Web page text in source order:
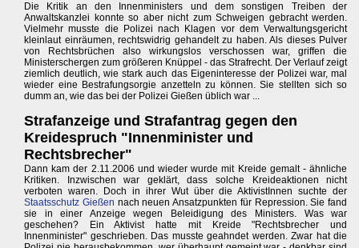
Die Kritik an den Innenministers und dem sonstigen Treiben der
Anwaltskanzlei konnte so aber nicht zum Schweigen gebracht werden.
Vielmehr musste die Polizei nach Klagen vor dem Verwaltungsgericht
kleinlaut einräumen, rechtswidrig gehandelt zu haben. Als dieses Pulver
von Rechtsbrüchen also wirkungslos verschossen war, griffen die
Ministerschergen zum größeren Knüppel - das Strafrecht. Der Verlauf zeigt
ziemlich deutlich, wie stark auch das Eigeninteresse der Polizei war, mal
wieder eine Bestrafungsorgie anzetteln zu können. Sie stellten sich so
dumm an, wie das bei der Polizei Gießen üblich war ...
Strafanzeige und Strafantrag gegen den
Kreidespruch "Innenminister und
Rechtsbrecher"
Dann kam der 2.11.2006 und wieder wurde mit Kreide gemalt - ähnliche
Kritiken. Inzwischen war geklärt, dass solche Kreideaktionen nicht
verboten waren. Doch in ihrer Wut über die AktivistInnen suchte der
Staatsschutz Gießen nach neuen Ansatzpunkten für Repression. Sie fand
sie in einer Anzeige wegen Beleidigung des Ministers. Was war
geschehen? Ein Aktivist hatte mit Kreide "Rechtsbrecher und
Innenminister" geschrieben. Das musste geahndet werden. Zwar hat die